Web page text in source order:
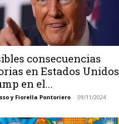
consecuencias
en Estados Unidos
en el...
y Fiorella Pontoriero - 09/11/2024